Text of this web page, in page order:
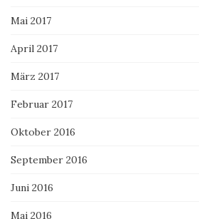
Mai 2017
April 2017
März 2017
Februar 2017
Oktober 2016
September 2016
Juni 2016
Mai 2016